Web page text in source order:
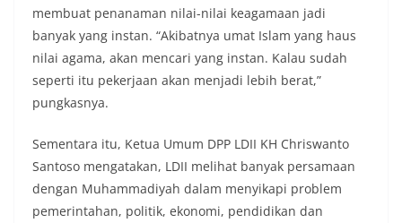
membuat penanaman nilai-nilai keagamaan jadi
banyak yang instan. “Akibatnya umat Islam yang haus
nilai agama, akan mencari yang instan. Kalau sudah
seperti itu pekerjaan akan menjadi lebih berat,”
pungkasnya.
Sementara itu, Ketua Umum DPP LDII KH Chriswanto
Santoso mengatakan, LDII melihat banyak persamaan
dengan Muhammadiyah dalam menyikapi problem
pemerintahan, politik, ekonomi, pendidikan dan